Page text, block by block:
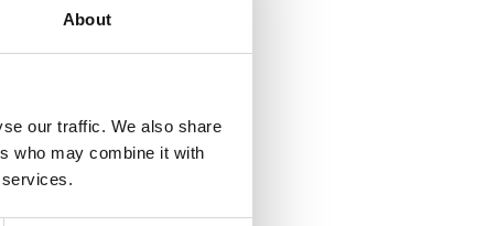
About
our traffic. We also share
who may combine it with